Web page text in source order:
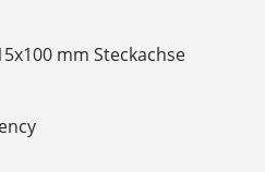
mm Steckachse